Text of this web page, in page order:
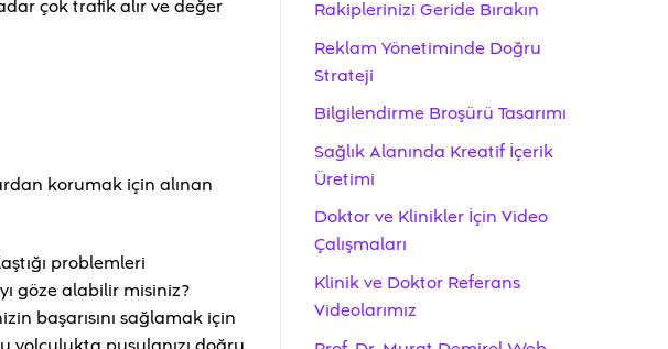
çok trafik alır ve değer
korumak için alınan
problemleri
göze alabilir misiniz?
başarısını sağlamak için
Rakiplerinizi Geride Bırakın
Reklam Yönetiminde Doğru
Strateji
Bilgilendirme Broşürü Tasarımı
Sağlık Alanında Kreatif İçerik
Üretimi
Doktor ve Klinikler İçin Video
Çalışmaları
Klinik ve Doktor Referans
Videolarımız